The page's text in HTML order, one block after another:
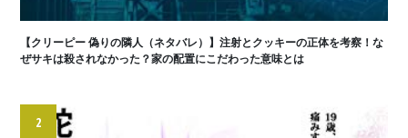
【クリーピー 偽りの隣人（ネタバレ）】注射とクッキーの正体を考察！な
ぜサキは殺されなかった？家の配置にこだわった意味とは
2